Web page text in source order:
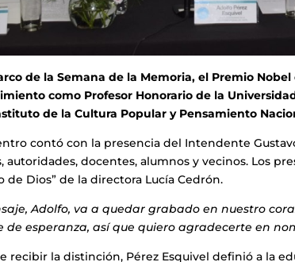
de la Semana de la Memoria, el Premio
como Profesor Honorario de la
de la Cultura Popular y Pensamiento
contó con la presencia del Intendente
autoridades, docentes, alumnos y vecinos. Los
de Dios” de la directora Lucía Cedrón.
Adolfo, va a quedar grabado en nuestro
de esperanza, así que quiero agradecerte en
recibir la distinción, Pérez Esquivel definió a la